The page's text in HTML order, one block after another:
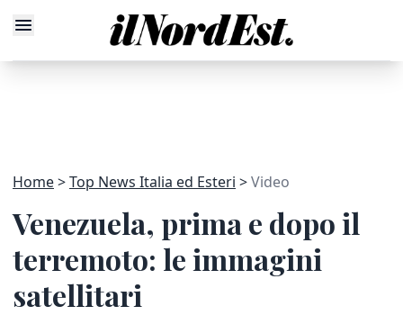
Home Top News Italia ed Esteri Video
Venezuela, prima e dopo il
terremoto: le immagini
satellitari